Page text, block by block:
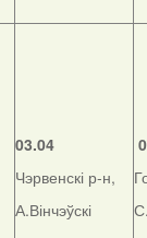
03.04
Чэрвенскі р-н,
А.Вінчэўскі